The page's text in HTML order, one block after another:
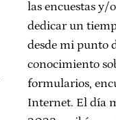
las encuestas y/
dedicar un
desde mi punto
conocimiento
formularios,
Internet. El día